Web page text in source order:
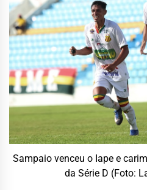
Sampaio venceu o Iape e
da Série D (Foto: